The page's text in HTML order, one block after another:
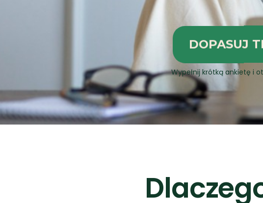
DOPASUJ
Wypełnij krótką ankietę i